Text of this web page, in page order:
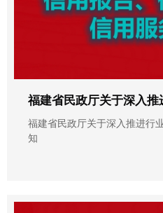
福建省民政厅关于深入推进行
知